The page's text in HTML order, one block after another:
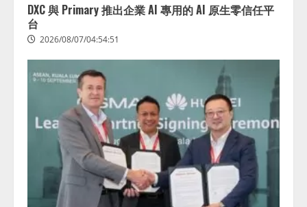
DXC 與 Primary 推出企業 AI 專用的 AI 原生零信任平
台
2026/08/07/04:54:51